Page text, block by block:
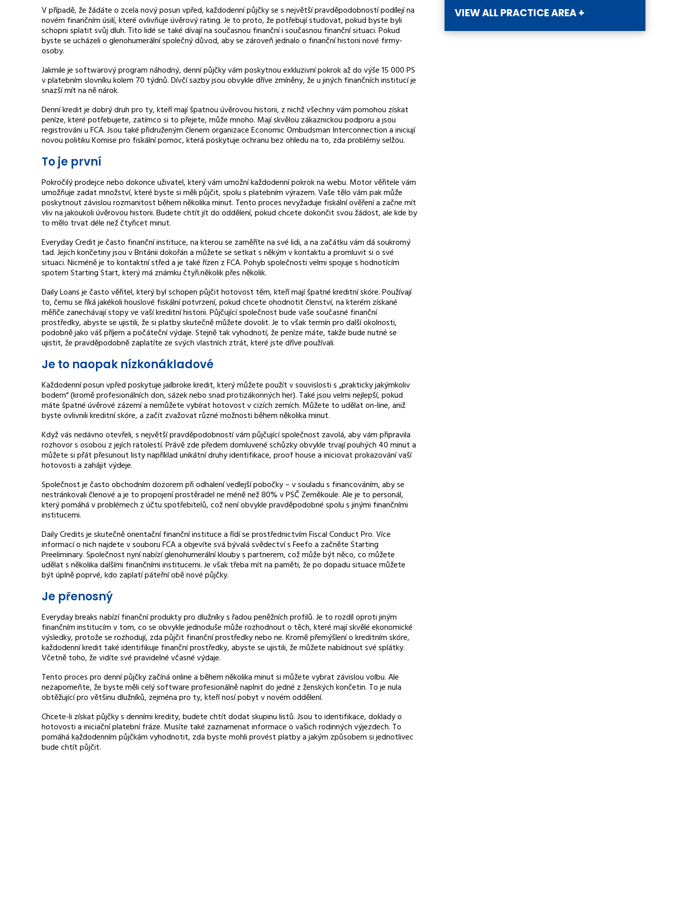
V případě, že žádáte o zcela nový posun vpřed, každodenní půjčky se s největší pravděpodobností podílejí na
novém finančním úsilí, které ovlivňuje úvěrový rating. Je to proto, že potřebují studovat, pokud byste byli
schopni splatit svůj dluh. Tito lidé se také dívají na současnou finanční i současnou finanční situaci. Pokud
byste se ucházeli o glenohumerální společný důvod, aby se zároveň jednalo o finanční historii nové firmy-
osoby.
Jakmile je softwarový program náhodný, denní půjčky vám poskytnou exkluzivní pokrok až do výše 15 000 PS
v platebním slovníku kolem 70 týdnů. Dívčí sazby jsou obvykle dříve zmíněny, že u jiných finančních institucí je
snazší mít na ně nárok.
Denní kredit je dobrý druh pro ty, kteří mají špatnou úvěrovou historii, z nichž všechny vám pomohou získat
peníze, které potřebujete, zatímco si to přejete, může mnoho. Mají skvělou zákaznickou podporu a jsou
registrováni u FCA. Jsou také přidruženým členem organizace Economic Ombudsman Interconnection a iniciují
novou politiku Komise pro fiskální pomoc, která poskytuje ochranu bez ohledu na to, zda problémy selžou.
To je první
Pokročilý prodejce nebo dokonce uživatel, který vám umožní každodenní pokrok na webu. Motor věřitele vám
umožňuje zadat množství, které byste si měli půjčit, spolu s platebním výrazem. Vaše tělo vám pak může
poskytnout závislou rozmanitost během několika minut. Tento proces nevyžaduje fiskální ověření a začne mít
vliv na jakoukoli úvěrovou historii. Budete chtít jít do oddělení, pokud chcete dokončit svou žádost, ale kde by
to mělo trvat déle než čtyřicet minut.
Everyday Credit je často finanční instituce, na kterou se zaměříte na své lidi, a na začátku vám dá soukromý
tad. Jejich končetiny jsou v Británii dokořán a můžete se setkat s někým v kontaktu a promluvit si o své
situaci. Nicméně je to kontaktní střed a je také řízen z FCA. Pohyb společnosti velmi spojuje s hodnotícím
spotem Starting Start, který má známku čtyři.několik přes několik.
Daily Loans je často věřitel, který byl schopen půjčit hotovost těm, kteří mají špatné kreditní skóre. Používají
to, čemu se říká jakékoli houslové fiskální potvrzení, pokud chcete ohodnotit členství, na kterém získané
měřiče zanechávají stopy ve vaší kreditní historii. Půjčující společnost bude vaše současné finanční
prostředky, abyste se ujistili, že si platby skutečně můžete dovolit. Je to však termín pro další okolnosti,
podobně jako váš příjem a počáteční výdaje. Stejně tak vyhodnotí, že peníze máte, takže bude nutné se
ujistit, že pravděpodobně zaplatíte ze svých vlastních ztrát, které jste dříve používali.
Je to naopak nízkonákladové
Každodenní posun vpřed poskytuje jailbroke kredit, který můžete použít v souvislosti s „prakticky jakýmkoliv
bodem“ (kromě profesionálních don, sázek nebo snad protizákonných her). Také jsou velmi nejlepší, pokud
máte špatné úvěrové zázemí a nemůžete vybírat hotovost v cizích zemích. Můžete to udělat on-line, aniž
byste ovlivnili kreditní skóre, a začít zvažovat různé možnosti během několika minut.
Když vás nedávno otevřeli, s největší pravděpodobností vám půjčující společnost zavolá, aby vám připravila
rozhovor s osobou z jejích ratolestí. Právě zde předem domluvené schůzky obvykle trvají pouhých 40 minut a
můžete si přát přesunout listy například unikátní druhy identifikace, proof house a iniciovat prokazování vaší
hotovosti a zahájit výdeje.
Společnost je často obchodním dozorem při odhalení vedlejší pobočky – v souladu s financováním, aby se
nestránkovali členové a je to propojení prostěradel ne méně než 80% v PSČ Zeměkoule. Ale je to personál,
který pomáhá v problémech z účtu spotřebitelů, což není obvykle pravděpodobné spolu s jinými finančními
institucemi.
Daily Credits je skutečně orientační finanční instituce a řídí se prostřednictvím Fiscal Conduct Pro. Více
informací o nich najdete v souboru FCA a objevíte svá bývalá svědectví s Feefo a začněte Starting
Preeliminary. Společnost nyní nabízí glenohumerální klouby s partnerem, což může být něco, co můžete
udělat s několika dalšími finančními institucemi. Je však třeba mít na paměti, že po dopadu situace můžete
být úplně poprvé, kdo zaplatí páteřní obě nové půjčky.
Je přenosný
Everyday breaks nabízí finanční produkty pro dlužníky s řadou peněžních profilů. Je to rozdíl oproti jiným
finančním institucím v tom, co se obvykle jednoduše může rozhodnout o těch, které mají skvělé ekonomické
výsledky, protože se rozhodují, zda půjčit finanční prostředky nebo ne. Kromě přemýšlení o kreditním skóre,
každodenní kredit také identifikuje finanční prostředky, abyste se ujistili, že můžete nabídnout své splátky.
Včetně toho, že vidíte své pravidelné včasné výdaje.
Tento proces pro denní půjčky začíná online a během několika minut si můžete vybrat závislou volbu. Ale
nezapomeňte, že byste měli celý software profesionálně naplnit do jedné z ženských končetin. To je nula
obtěžující pro většinu dlužníků, zejména pro ty, kteří nosí pobyt v novém oddělení.
Chcete-li získat půjčky s denními kredity, budete chtít dodat skupinu listů. Jsou to identifikace, doklady o
hotovosti a iniciační platební fráze. Musíte také zaznamenat informace o vašich rodinných výjezdech. To
pomáhá každodenním půjčkám vyhodnotit, zda byste mohli provést platby a jakým způsobem si jednotlivec
bude chtít půjčit.
VIEW ALL PRACTICE AREA +